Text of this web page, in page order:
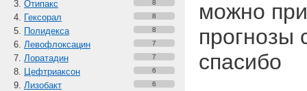
Отипакс 8
Гексорал 8
Полидекса 8
Левофлоксацин 7
Лоратадин 7
Цефтриаксон 6
Лизобакт 6
можно
прогнозы
спасибо